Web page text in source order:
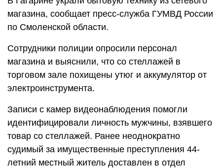
магазина, сообщает пресс-служба ГУМВД России
по Смоленской области.
Сотрудники полиции опросили персонал
магазина и выяснили, что со стеллажей в
торговом зале похищены утюг и аккумулятор от
электроинструмента.
Записи с камер видеонаблюдения помогли
идентифицировали личность мужчины, взявшего
товар со стеллажей. Ранее неоднократно
судимый за имущественные преступления 44-
летний местный житель доставлен в отдел